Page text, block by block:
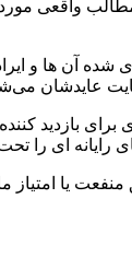
واقعی
شده آن ها و
عایدشان
یا